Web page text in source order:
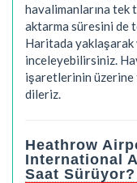
havalimanlarına tek
aktarma süresini de
Haritada yaklaşarak
inceleyebilirsiniz.
işaretlerinin üzerine
dileriz.
Heathrow
International
Saat Sürüyor?